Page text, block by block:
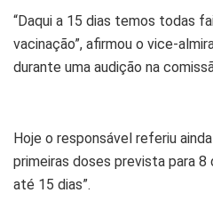
“Daqui a 15 dias temos todas
vacinação”, afirmou o vice-
durante uma audição na
Hoje o responsável referiu
primeiras doses prevista para
até 15 dias”.